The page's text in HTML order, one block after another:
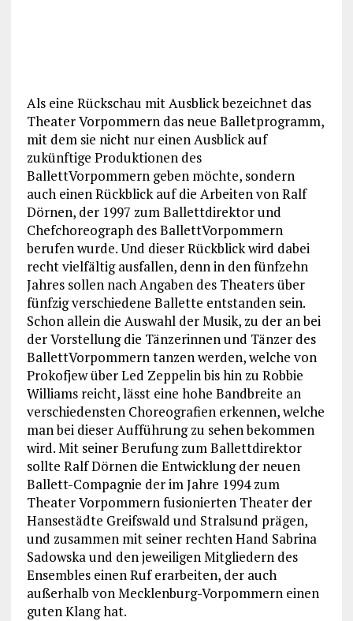
Als eine Rückschau mit Ausblick bezeichnet das
Theater Vorpommern das neue Balletprogramm,
mit dem sie nicht nur einen Ausblick auf
zukünftige Produktionen des
BallettVorpommern geben möchte, sondern
auch einen Rückblick auf die Arbeiten von Ralf
Dörnen, der 1997 zum Ballettdirektor und
Chefchoreograph des BallettVorpommern
berufen wurde. Und dieser Rückblick wird dabei
recht vielfältig ausfallen, denn in den fünfzehn
Jahres sollen nach Angaben des Theaters über
fünfzig verschiedene Ballette entstanden sein.
Schon allein die Auswahl der Musik, zu der an bei
der Vorstellung die Tänzerinnen und Tänzer des
BallettVorpommern tanzen werden, welche von
Prokofjew über Led Zeppelin bis hin zu Robbie
Williams reicht, lässt eine hohe Bandbreite an
verschiedensten Choreografien erkennen, welche
man bei dieser Aufführung zu sehen bekommen
wird. Mit seiner Berufung zum Ballettdirektor
sollte Ralf Dörnen die Entwicklung der neuen
Ballett-Compagnie der im Jahre 1994 zum
Theater Vorpommern fusionierten Theater der
Hansestädte Greifswald und Stralsund prägen,
und zusammen mit seiner rechten Hand Sabrina
Sadowska und den jeweiligen Mitgliedern des
Ensembles einen Ruf erarbeiten, der auch
außerhalb von Mecklenburg-Vorpommern einen
guten Klang hat.